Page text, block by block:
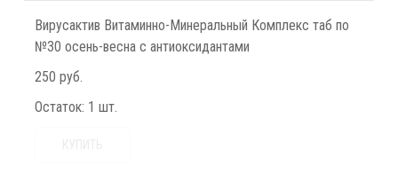
Вирусактив Витаминно-Минеральный Комплекс таб по
№30 осень-весна с антиоксидантами
250 руб.
Остаток: 1 шт.